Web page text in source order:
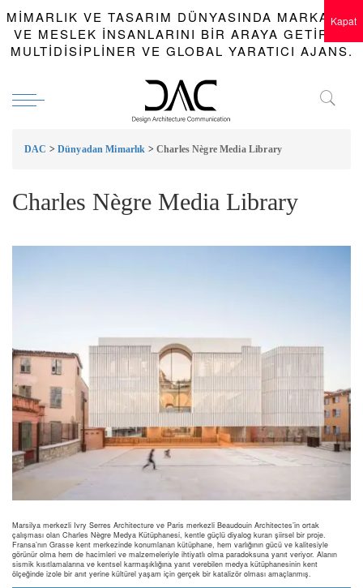
MIMARLIK VE TASARIM DÜNYASINDA MARKALAR
VE MESLEK INSANLARINI BIR ARAYA GETIREN
MULTIDISIPLINER VE GLOBAL YARATICI AJANS.
DAC > Dünyadan Mimarlık > Charles Nègre Media Library
Charles Nègre Media Library
Marsilya merkezli Ivry Serres Architecture ve Paris merkezli Beaudouin Architectes’in ortak
çalışması olan Charles Nègre Medya Kütüphanesi, kentle güçlü diyalog kuran şiirsel bir proje.
Fransa’nın Grasse kent merkezinde konumlanan kütüphane, hem varlığının gücü ve kalitesiyle
görünür olma hem de hacimleri ve malzemeleriyle ihtiyatlı olma paradoksuna yanıt veriyor. Alanın
sismik kısıtlamalarına ve kentsel karmaşıklığına yanıt verebilen medya kütüphanesinin kent
ölçeğinde izole bir anıt yerine kültürel yaşam için gerçek bir katalizör olması amaçlanmış.
Kapat